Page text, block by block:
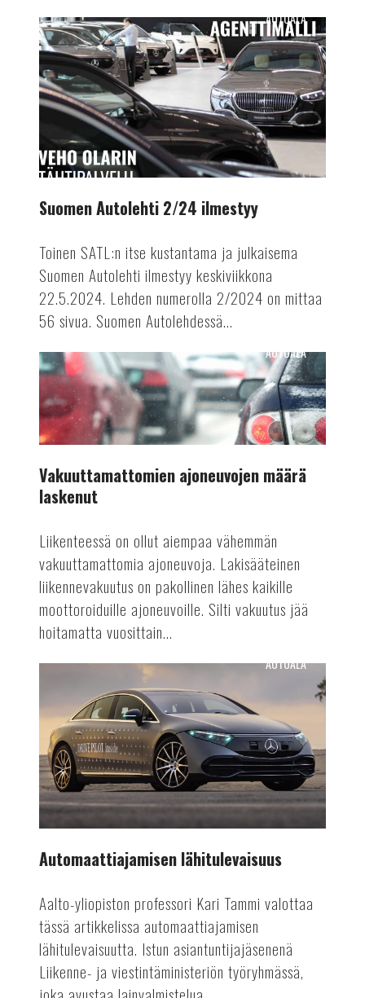
Suomen
Autolehti
2/24
ilmestyy
AUTOALA
Suomen Autolehti 2/24 ilmestyy
Toinen SATL:n itse kustantama ja julkaisema
Suomen Autolehti ilmestyy keskiviikkona
22.5.2024. Lehden numerolla 2/2024 on mittaa
56 sivua. Suomen Autolehdessä...
Vakuuttamattomien
ajoneuvojen
määrä
laskenut
AUTOALA
Vakuuttamattomien ajoneuvojen määrä
laskenut
Liikenteessä on ollut aiempaa vähemmän
vakuuttamattomia ajoneuvoja. Lakisääteinen
liikennevakuutus on pakollinen lähes kaikille
moottoroiduille ajoneuvoille. Silti vakuutus jää
hoitamatta vuosittain...
Automaattiajamisen
lähitulevaisuus
AUTOALA
Automaattiajamisen lähitulevaisuus
Aalto-yliopiston professori Kari Tammi valottaa
tässä artikkelissa automaattiajamisen
lähitulevaisuutta. Istun asiantuntijajäsenenä
Liikenne- ja viestintäministeriön työryhmässä,